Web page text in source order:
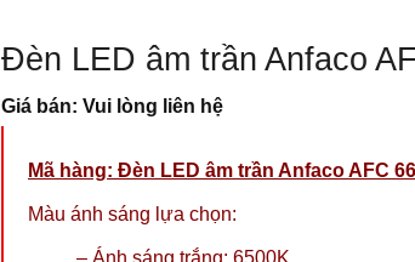
Đèn LED âm trần Anfaco
Giá bán: Vui lòng liên hệ
Mã hàng: Đèn LED âm trần Anfaco AFC
Màu ánh sáng lựa chọn:
– Ánh sáng trắng: 6500K